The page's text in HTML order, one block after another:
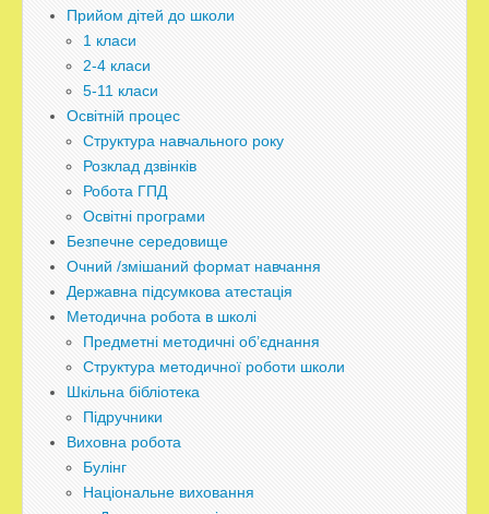
Прийом дітей до школи
1 класи
2-4 класи
5-11 класи
Освітній процес
Структура навчального року
Розклад дзвінків
Робота ГПД
Освітні програми
Безпечне середовище
Очний /змішаний формат навчання
Державна підсумкова атестація
Методична робота в школі
Предметні методичні об’єднання
Структура методичної роботи школи
Шкільна бібліотека
Підручники
Виховна робота
Булінг
Національне виховання